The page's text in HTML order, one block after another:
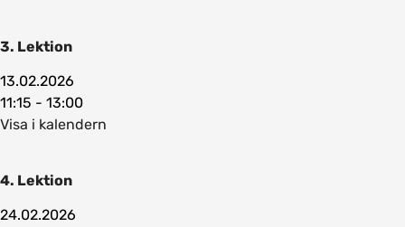
3. Lektion
13.02.2026
11:15 - 13:00
Visa i kalendern
4. Lektion
24.02.2026